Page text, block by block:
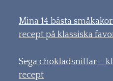
Mina 14 bästa
recept på klassiska
Sega chokladsnittar –
recept